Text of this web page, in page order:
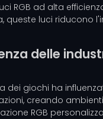
RGB ad alta
queste luci riducono
delle
dei giochi ha
creando
RGB